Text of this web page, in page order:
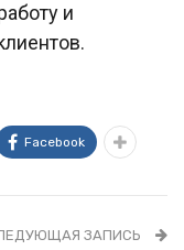
и
Facebook
ЗАПИСЬ